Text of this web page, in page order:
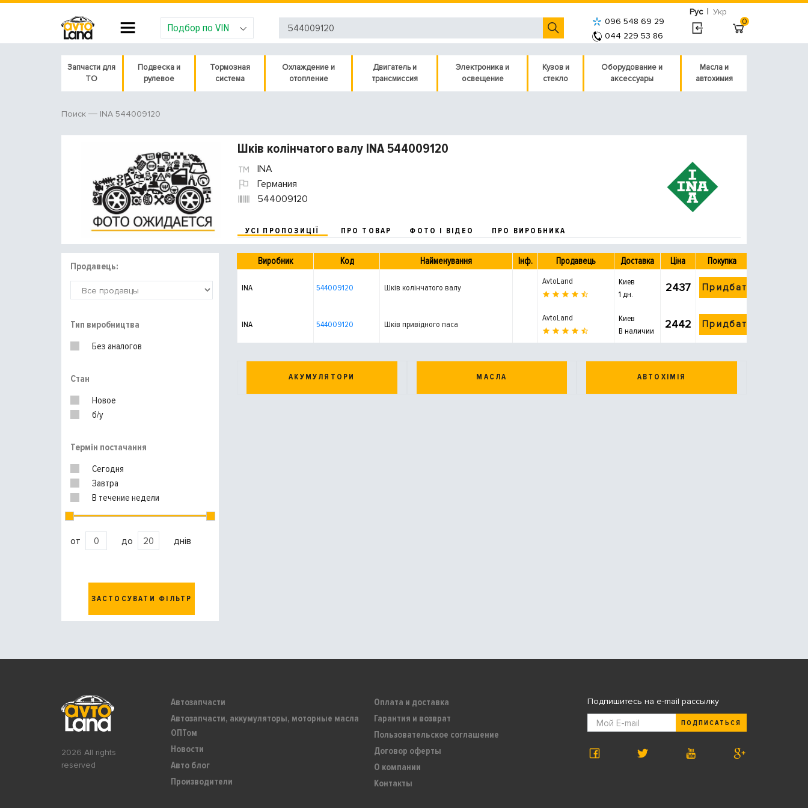
Рус | Укр
Подбор по VIN
096 548 69 29
044 229 53 86
0
Запчасти для
ТО
Подвеска и
рулевое
Тормозная
система
Охлаждение и
отопление
Двигатель и
трансмиссия
Электроника и
освещение
Кузов и
стекло
Оборудование и
аксессуары
Масла и
автохимия
Поиск INA 544009120
Шків колінчатого валу INA 544009120
INA
Германия
544009120
УСІ ПРОПОЗИЦІЇ ПРО ТОВАР ФОТО І ВІДЕО ПРО ВИРОБНИКА
Продавець:
Тип виробництва
Без аналогов
Стан
Новое
б/у
Термін постачання
Сегодня
Завтра
В течение недели
от до днів
ЗАСТОСУВАТИ ФІЛЬТР
Виробник Код Найменування Інф. Продавець Доставка Ціна Покупка
INA 544009120 Шків колінчатого валу
AvtoLand
Киев
1 дн.
2437 Придбати
INA 544009120 Шків привідного паса
AvtoLand
Киев
В наличии
2442 Придбати
АКУМУЛЯТОРИ МАСЛА АВТОХІМІЯ
2026 All rights
reserved
Автозапчасти
Автозапчасти, аккумуляторы, моторные масла
ОПТом
Новости
Авто блог
Производители
Оплата и доставка
Гарантия и возврат
Пользовательское соглашение
Договор оферты
О компании
Контакты
Подпишитесь на e-mail рассылку
ПОДПИСАТЬСЯ